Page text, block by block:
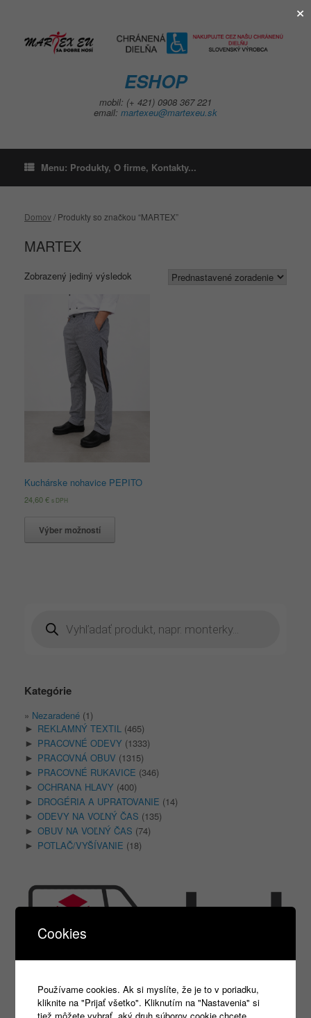
ESHOP
mobil: (+ 421) 0908 367 221
email: martexeu@martexeu.sk
Menu: Produkty, O firme, Kontakty...
Domov/ Produkty so značkou “MARTEX”
MARTEX
Zobrazený jediný výsledok
Kuchárske nohavice PEPITO
24,60€ s DPH
Výber možností
search
Kategórie
Nezaradené (1)
► REKLAMNÝ TEXTIL (465)
► PRACOVNÉ ODEVY (1333)
► PRACOVNÁ OBUV (1315)
► PRACOVNÉ RUKAVICE (346)
► OCHRANA HLAVY (400)
► DROGÉRIA A UPRATOVANIE (14)
► ODEVY NA VOĽNÝ ČAS (135)
► OBUV NA VOĽNÝ ČAS (74)
► POTLAČ/VYŠÍVANIE (18)
×
Cookies
Používame cookies. Ak si myslíte, že je to v poriadku,
kliknite na "Prijať všetko". Kliknutím na "Nastavenia" si
tiež môžete vybrať, aký druh súborov cookie chcete